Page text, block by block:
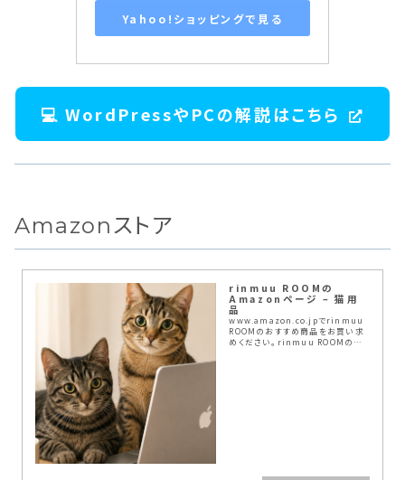
Yahoo!ショッピングで見る
💻 WordPressやPCの解説はこちら
Amazonストア
rinmuu ROOMの
Amazonページ – 猫用
品
www.amazon.co.jpでrinmuu
ROOMのおすすめ商品をお買い求
めください。rinmuu ROOMのお